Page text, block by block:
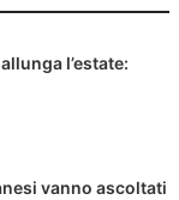
l’estate:
vanno ascoltati